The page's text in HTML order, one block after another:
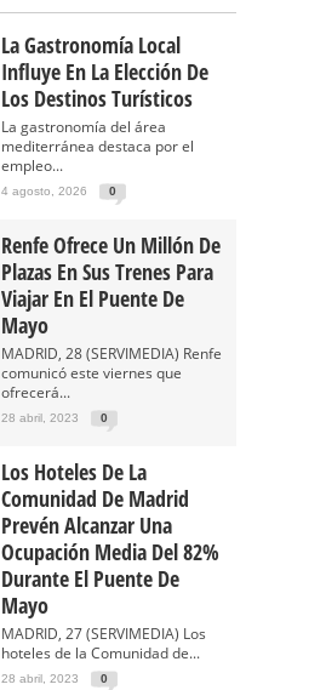
La Gastronomía Local
Influye En La Elección De
Los Destinos Turísticos
La gastronomía del área
mediterránea destaca por el
empleo...
4 agosto, 2026 0
Renfe Ofrece Un Millón De
Plazas En Sus Trenes Para
Viajar En El Puente De
Mayo
MADRID, 28 (SERVIMEDIA) Renfe
comunicó este viernes que
ofrecerá...
28 abril, 2023 0
Los Hoteles De La
Comunidad De Madrid
Prevén Alcanzar Una
Ocupación Media Del 82%
Durante El Puente De
Mayo
MADRID, 27 (SERVIMEDIA) Los
hoteles de la Comunidad de...
28 abril, 2023 0